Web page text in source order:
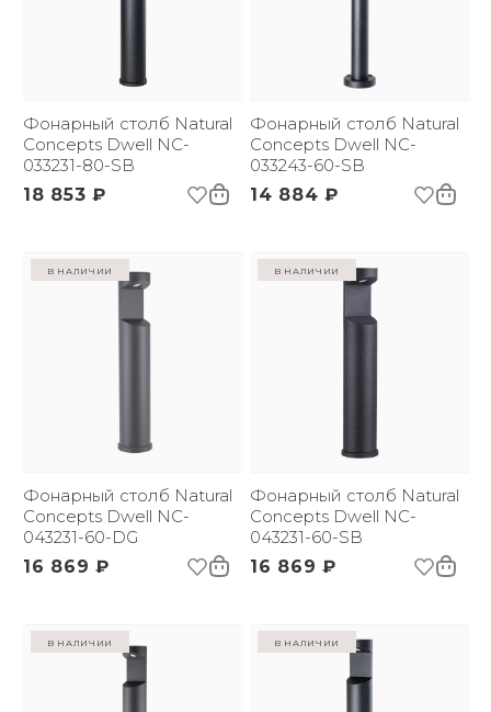
Фонарный столб Natural
Concepts Dwell NC-
033231-80-SB
18 853 ₽
Фонарный столб Natural
Concepts Dwell NC-
033243-60-SB
14 884 ₽
в наличии
Фонарный столб Natural
Concepts Dwell NC-
043231-60-DG
16 869 ₽
в наличии
Фонарный столб Natural
Concepts Dwell NC-
043231-60-SB
16 869 ₽
в наличии в наличии